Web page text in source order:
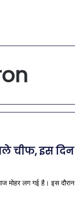
चीफ, इस दिन
मोहर लग गई है। इस दौरान